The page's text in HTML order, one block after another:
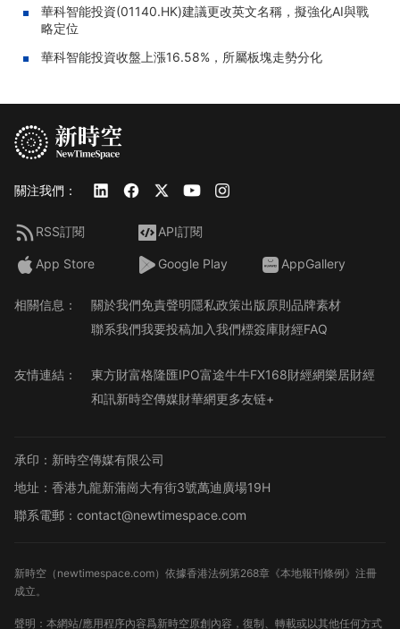
華科智能投資(01140.HK)建議更改英文名稱，擬強化AI與戰
略定位
華科智能投資收盤上漲16.58%，所屬板塊走勢分化
關注我們：
RSS訂閱 API訂閱
App Store Google Play AppGallery
相關信息： 關於我們免責聲明隱私政策出版原則品牌素材
聯系我們我要投稿加入我們標簽庫財經FAQ
友情連結： 東方財富格隆匯IPO富途牛牛FX168財經網樂居財經
和訊新時空傳媒財華網更多友链+
承印：新時空傳媒有限公司
地址：香港九龍新蒲崗大有街3號萬迪廣場19H
聯系電郵：contact@newtimespace.com
新時空（ newtimespace.com）依據香港法例第268章《本地報刊條例》注冊
成立。
聲明：本網站/應用程序內容爲新時空原創內容，復制、轉載或以其他任何方式